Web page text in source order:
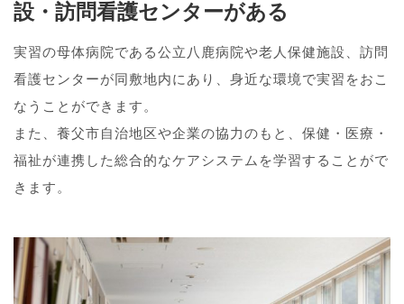
設・訪問看護センターがある
実習の母体病院である公立八鹿病院や老人保健施設、訪問
看護センターが同敷地内にあり、身近な環境で実習をおこ
なうことができます。
また、養父市自治地区や企業の協力のもと、保健・医療・
福祉が連携した総合的なケアシステムを学習することがで
きます。